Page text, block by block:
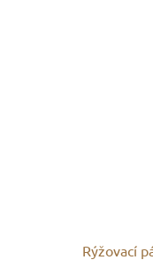
Rýžovací